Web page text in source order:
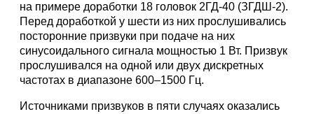
на примере доработки 18 головок 2ГД-40 (ЗГДШ-2).
Перед доработкой у шести из них прослушивались
посторонние призвуки при подаче на них
синусоидального сигнала мощностью 1 Вт. Призвук
прослушивался на одной или двух дискретных
частотах в диапазоне 600–1500 Гц.
Источниками призвуков в пяти случаях оказались